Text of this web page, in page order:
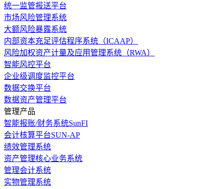
统一监管报送平台
市场风险管理系统
大额风险暴露系统
内部资本充足评估程序系统（ICAAP）
风险加权资产计量及应用管理系统（RWA）
智能风控平台
企业级调度监控平台
数据交换平台
数据资产管理平台
管理产品
智能报账/财务系统SunFI
会计核算平台SUN-AP
绩效管理系统
资产管理核心业务系统
管理会计系统
实物管理系统